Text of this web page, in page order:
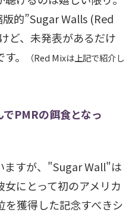
的”Sugar Walls (Red
ど、未発表があるだけ
。
（Red Mixは上記で紹介し
PMRの餌食となっ
ますが、"Sugar Wall"は
にとって初のアメリカ
を獲得した記念すべきシ